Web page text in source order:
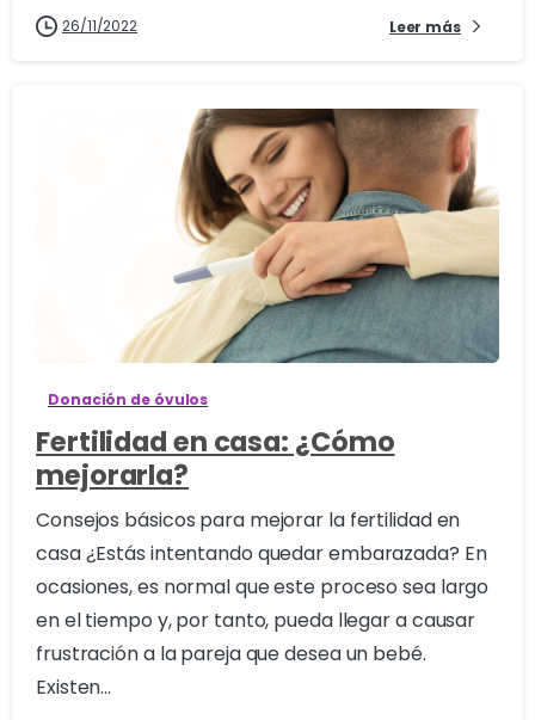
26/11/2022 Leer más
Donación de óvulos
Fertilidad en casa: ¿Cómo
mejorarla?
Consejos básicos para mejorar la fertilidad en
casa ¿Estás intentando quedar embarazada? En
ocasiones, es normal que este proceso sea largo
en el tiempo y, por tanto, pueda llegar a causar
frustración a la pareja que desea un bebé.
Existen...